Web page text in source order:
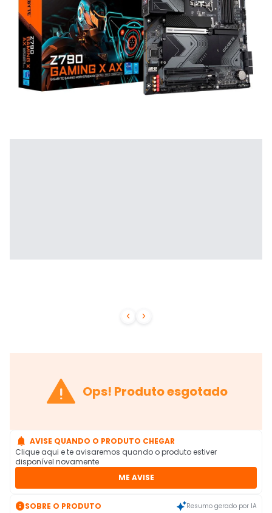
 
 Ops! Produto esgotado
 AVISE QUANDO O PRODUTO CHEGAR
Clique aqui e te avisaremos quando o produto estiver
disponível novamente
ME AVISE
SOBRE O PRODUTO Resumo gerado por IA